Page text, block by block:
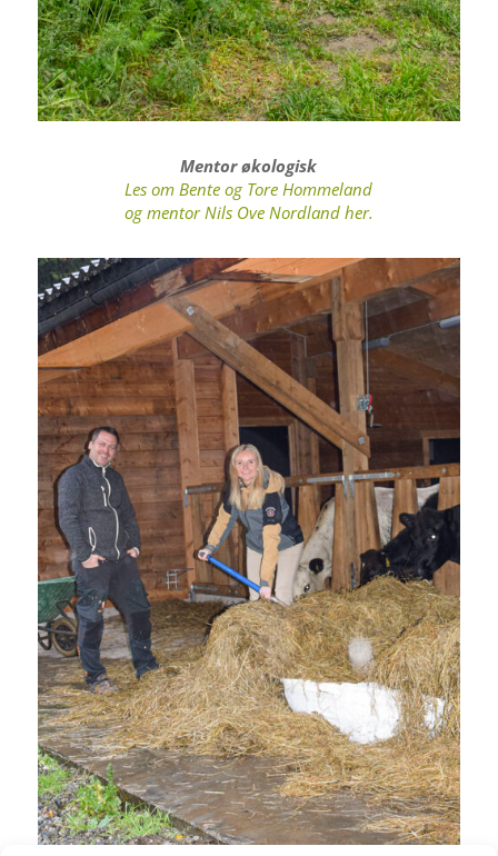
Mentor økologisk
Les om Bente og Tore Hommeland
og mentor Nils Ove Nordland her.